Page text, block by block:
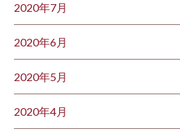
2020年7月
2020年6月
2020年5月
2020年4月